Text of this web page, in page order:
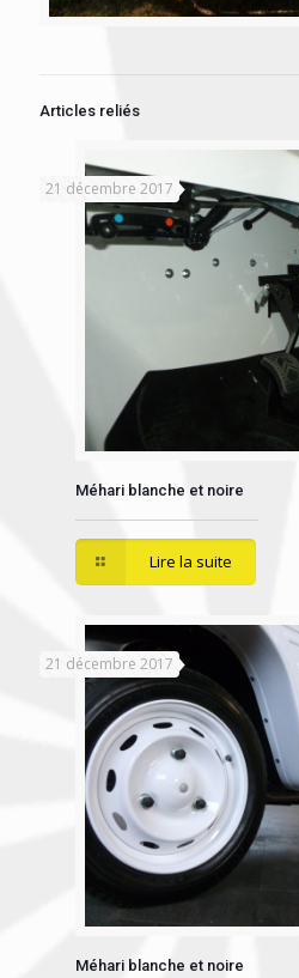
Articles reliés
21 décembre 2017
Méhari blanche et noire
Lire la suite
21 décembre 2017
Méhari blanche et noire